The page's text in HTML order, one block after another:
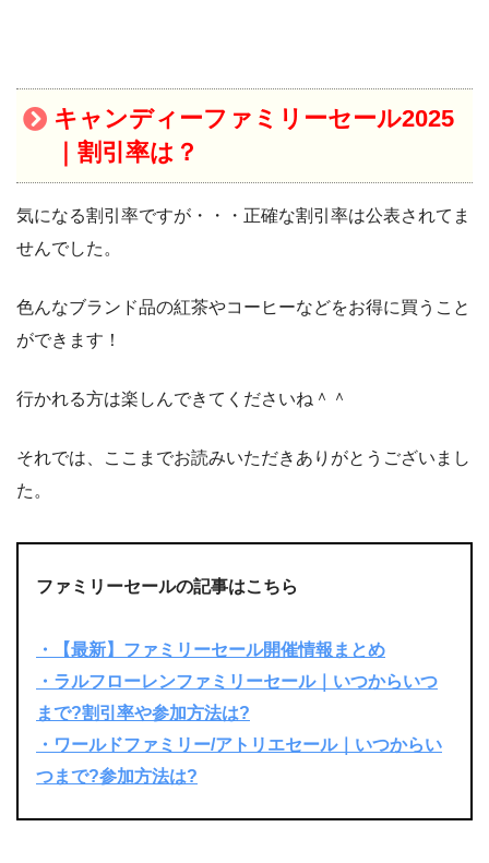
キャンディーファミリーセール2025
｜割引率は？
気になる割引率ですが・・・正確な割引率は公表されてま
せんでした。
色んなブランド品の紅茶やコーヒーなどをお得に買うこと
ができます！
行かれる方は楽しんできてくださいね＾＾
それでは、ここまでお読みいただきありがとうございまし
た。
ファミリーセールの記事はこちら
・【最新】ファミリーセール開催情報まとめ
・ラルフローレンファミリーセール｜いつからいつ
まで?割引率や参加方法は?
・ワールドファミリー/アトリエセール｜いつからい
つまで?参加方法は?